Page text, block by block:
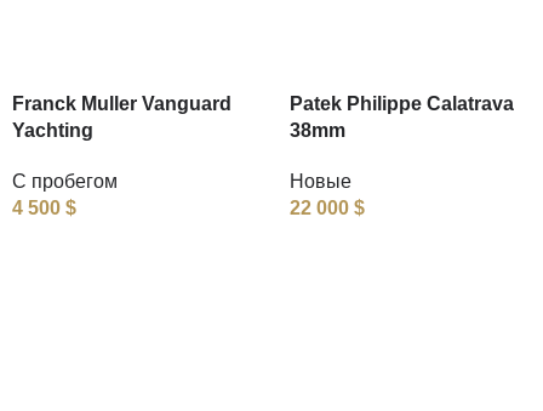
Franck Muller Vanguard
Yachting
С пробегом
4 500 $
Patek Philippe Calatrava
38mm
Новые
22 000 $